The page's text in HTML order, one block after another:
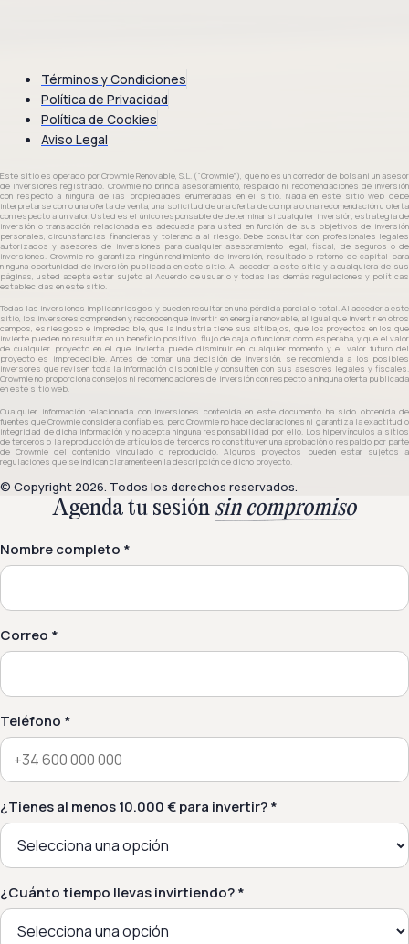
Términos y Condiciones
Política de Privacidad
Política de Cookies
Aviso Legal
Este sitio es operado por Crowmie Renovable, S.L. (“Crowmie”), que no es un corredor de bolsa ni un asesor
de inversiones registrado. Crowmie no brinda asesoramiento, respaldo ni recomendaciones de inversión
con respecto a ninguna de las propiedades enumeradas en el sitio. Nada en este sitio web debe
interpretarse como una oferta de venta, una solicitud de una oferta de compra o una recomendación u oferta
con respecto a un valor. Usted es el único responsable de determinar si cualquier inversión, estrategia de
inversión o transacción relacionada es adecuada para usted en función de sus objetivos de inversión
personales, circunstancias financieras y tolerancia al riesgo. Debe consultar con profesionales legales
autorizados y asesores de inversiones para cualquier asesoramiento legal, fiscal, de seguros o de
inversiones. Crowmie no garantiza ningún rendimiento de inversión, resultado o retorno de capital para
ninguna oportunidad de inversión publicada en este sitio. Al acceder a este sitio y a cualquiera de sus
páginas, usted acepta estar sujeto al Acuerdo de usuario y todas las demás regulaciones y políticas
establecidas en este sitio.
Todas las inversiones implican riesgos y pueden resultar en una pérdida parcial o total. Al acceder a este
sitio, los inversores comprenden y reconocen que invertir en energía renovable, al igual que invertir en otros
campos, es riesgoso e impredecible, que la industria tiene sus altibajos, que los proyectos en los que
invierte pueden no resultar en un beneficio positivo. flujo de caja o funcionar como esperaba, y que el valor
de cualquier proyecto en el que invierta puede disminuir en cualquier momento y el valor futuro del
proyecto es impredecible. Antes de tomar una decisión de inversión, se recomienda a los posibles
inversores que revisen toda la información disponible y consulten con sus asesores legales y fiscales.
Crowmie no proporciona consejos ni recomendaciones de inversión con respecto a ninguna oferta publicada
en este sitio web.
Cualquier información relacionada con inversiones contenida en este documento ha sido obtenida de
fuentes que Crowmie considera confiables, pero Crowmie no hace declaraciones ni garantiza la exactitud o
integridad de dicha información y no acepta ninguna responsabilidad por ello. Los hipervínculos a sitios
de terceros o la reproducción de artículos de terceros no constituyen una aprobación o respaldo por parte
de Crowmie del contenido vinculado o reproducido. Algunos proyectos pueden estar sujetos a
regulaciones que se indican claramente en la descripción de dicho proyecto.
© Copyright 2026. Todos los derechos reservados.
Agenda tu sesión sin compromiso
Nombre completo *
Correo *
Teléfono *
¿Tienes al menos 10.000 € para invertir? *
¿Cuánto tiempo llevas invirtiendo? *